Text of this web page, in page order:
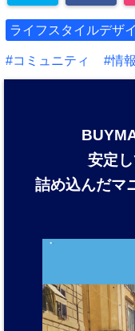
ライフスタイルデザ
コミュニティ 情
安定
詰め込んだマ